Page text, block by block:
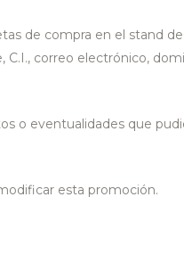
de compra en el stand de
C.I., correo electrónico,
o eventualidades que
esta promoción.